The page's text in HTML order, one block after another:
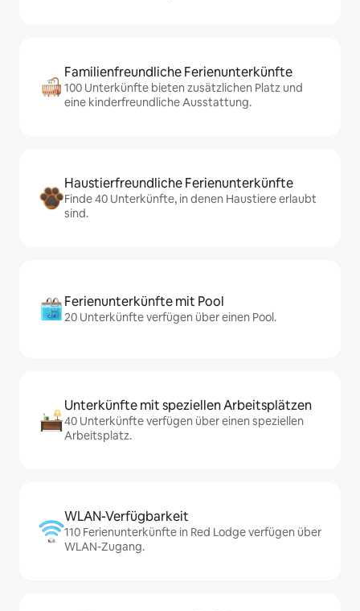
Familienfreundliche Ferienunterkünfte
100 Unterkünfte bieten zusätzlichen Platz und
eine kinderfreundliche Ausstattung.
Haustierfreundliche Ferienunterkünfte
Finde 40 Unterkünfte, in denen Haustiere erlaubt
sind.
Ferienunterkünfte mit Pool
20 Unterkünfte verfügen über einen Pool.
Unterkünfte mit speziellen Arbeitsplätzen
40 Unterkünfte verfügen über einen speziellen
Arbeitsplatz.
WLAN-Verfügbarkeit
110 Ferienunterkünfte in Red Lodge verfügen über
WLAN-Zugang.